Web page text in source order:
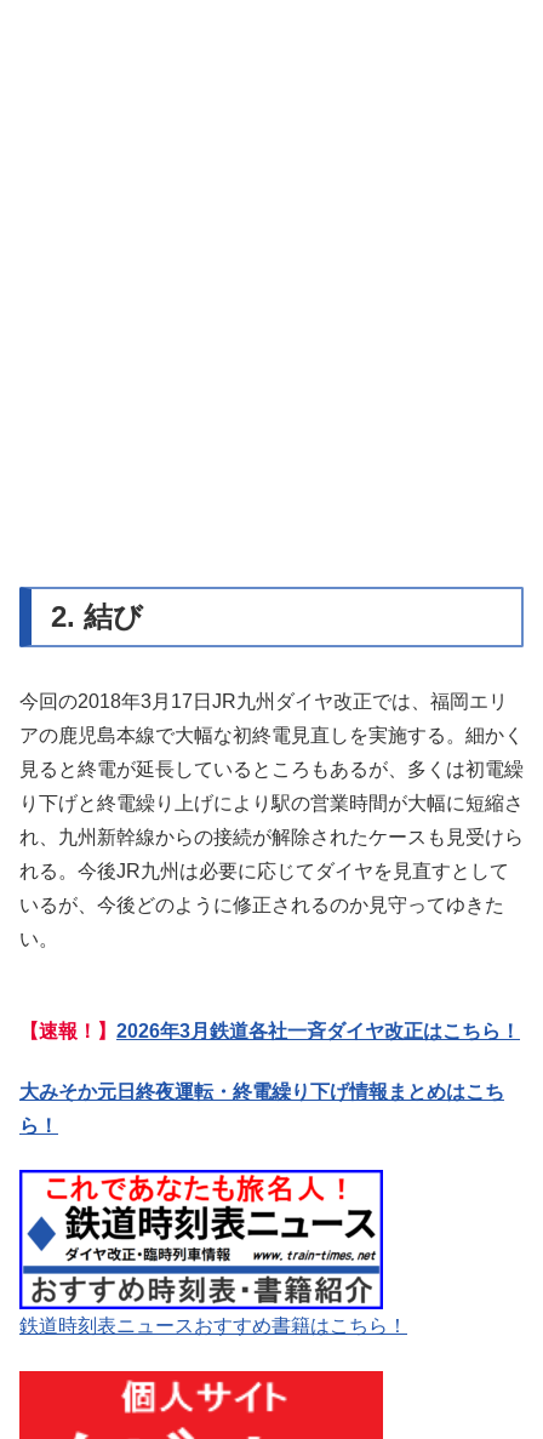
2. 結び
今回の2018年3月17日JR九州ダイヤ改正では、福岡エリ
アの鹿児島本線で大幅な初終電見直しを実施する。細かく
見ると終電が延長しているところもあるが、多くは初電繰
り下げと終電繰り上げにより駅の営業時間が大幅に短縮さ
れ、九州新幹線からの接続が解除されたケースも見受けら
れる。今後JR九州は必要に応じてダイヤを見直すとして
いるが、今後どのように修正されるのか見守ってゆきた
い。
【速報！】 2026年3月鉄道各社一斉ダイヤ改正はこちら！
大みそか元日終夜運転・終電繰り下げ情報まとめはこち
ら！
鉄道時刻表ニュースおすすめ書籍はこちら！